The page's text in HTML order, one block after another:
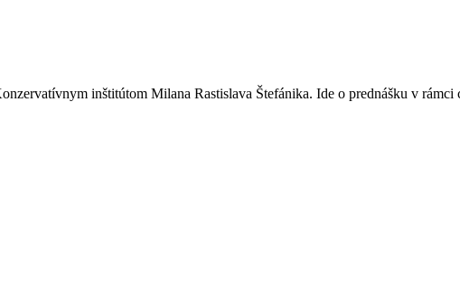
inštitútom Milana Rastislava Štefánika. Ide o prednášku v